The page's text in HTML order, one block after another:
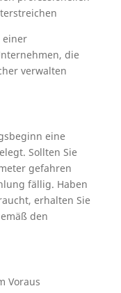
einer
die
verwalten
eine
Sollten Sie
gefahren
fällig. Haben
erhalten Sie
den
Voraus